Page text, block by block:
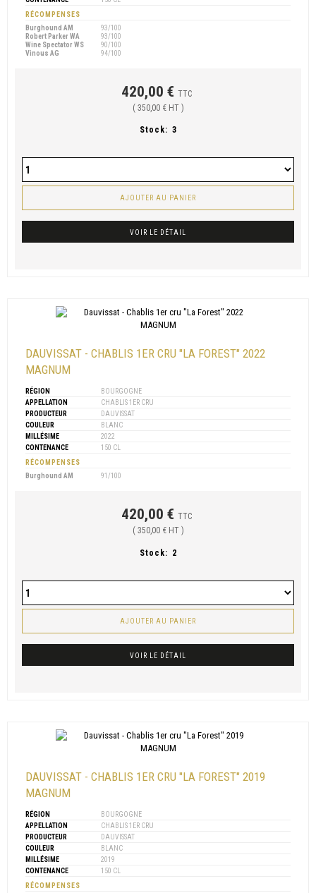
RÉCOMPENSES
Burghound AM
93/100
Robert Parker WA
93/100
Wine Spectator WS
90/100
Vinous AG
94/100
420,00 € TTC
( 350,00 € HT )
Stock: 3
AJOUTER AU PANIER
VOIR LE DÉTAIL
DAUVISSAT - CHABLIS 1ER CRU "LA FOREST" 2022
MAGNUM
RÉGION
BOURGOGNE
APPELLATION
CHABLIS 1ER CRU
PRODUCTEUR
DAUVISSAT
COULEUR
BLANC
MILLÉSIME
2022
CONTENANCE
150 CL
RÉCOMPENSES
Burghound AM
91/100
420,00 € TTC
( 350,00 € HT )
Stock: 2
AJOUTER AU PANIER
VOIR LE DÉTAIL
DAUVISSAT - CHABLIS 1ER CRU "LA FOREST" 2019
MAGNUM
RÉGION
BOURGOGNE
APPELLATION
CHABLIS 1ER CRU
PRODUCTEUR
DAUVISSAT
COULEUR
BLANC
MILLÉSIME
2019
CONTENANCE
150 CL
RÉCOMPENSES